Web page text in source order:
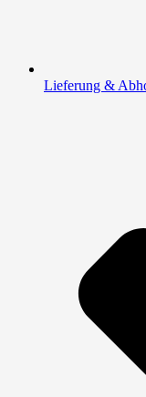
Lieferung &